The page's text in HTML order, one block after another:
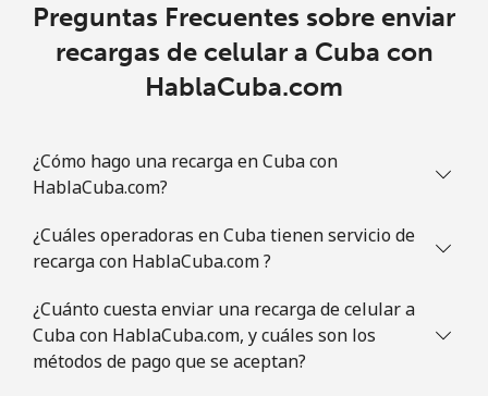
Preguntas Frecuentes sobre enviar
recargas de celular a Cuba con
HablaCuba.com
¿Cómo hago una recarga en Cuba con
HablaCuba.com?
¿Cuáles operadoras en Cuba tienen servicio de
recarga con HablaCuba.com ?
¿Cuánto cuesta enviar una recarga de celular a
Cuba con HablaCuba.com, y cuáles son los
métodos de pago que se aceptan?